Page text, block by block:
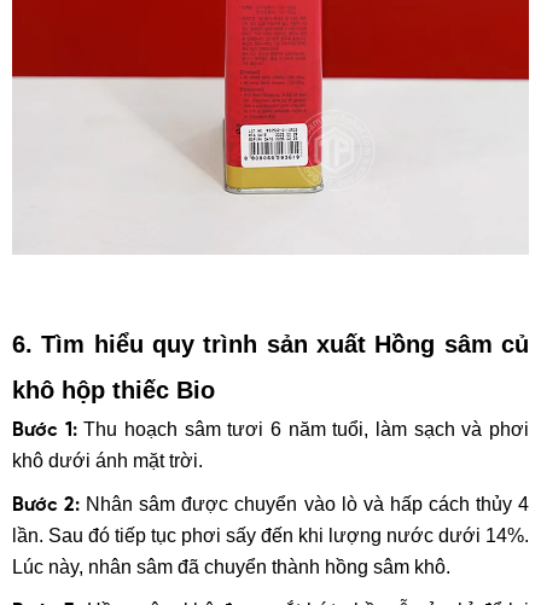
6. Tìm hiểu quy trình sản xuất Hồng sâm củ
khô hộp thiếc Bio
Bước 1:Thu hoạch sâm tươi 6 năm tuổi, làm sạch và phơi
khô dưới ánh mặt trời.
Bước 2: Nhân sâm được chuyển vào lò và hấp cách thủy 4
lần. Sau đó tiếp tục phơi sấy đến khi lượng nước dưới 14%.
Lúc này, nhân sâm đã chuyển thành hồng sâm khô.